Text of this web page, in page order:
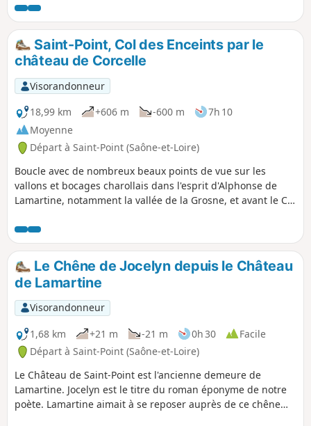
collines de résineux. Les villages et hameaux traversés
offrent un patrimoine architectural typique. Cette étape
s'achève sur un panorama qui va des chaînons du Jura aux
Alpes (Mont Blanc) face aux Roches de Solutré et de
Vergisson classées Grand Site de France.
Saint-Point, Col des Enceints par le
château de Corcelle
Visorandonneur
18,99 km
+606 m -600 m
7h 10
Moyenne
Départ à Saint-Point (Saône-et-Loire)
Boucle avec de nombreux beaux points de vue sur les
vallons et bocages charollais dans l'esprit d'Alphonse de
Lamartine, notamment la vallée de la Grosne, et avant le Col
Le Chêne de Jocelyn depuis le Château
de Lamartine
Visorandonneur
1,68 km
+21 m -21 m 0h 30
Facile
Départ à Saint-Point (Saône-et-Loire)
Le Château de Saint-Point est l'ancienne demeure de
Lamartine. Jocelyn est le titre du roman éponyme de notre
poète. Lamartine aimait à se reposer auprès de ce chêne